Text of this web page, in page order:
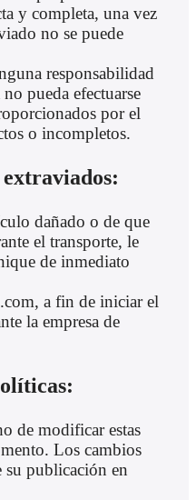
y completa, una vez
no se puede
responsabilidad
pueda efectuarse
por el
o incompletos.
extraviados:
dañado o de que
el transporte, le
de inmediato
a fin de iniciar el
la empresa de
de modificar estas
Los cambios
su publicación en